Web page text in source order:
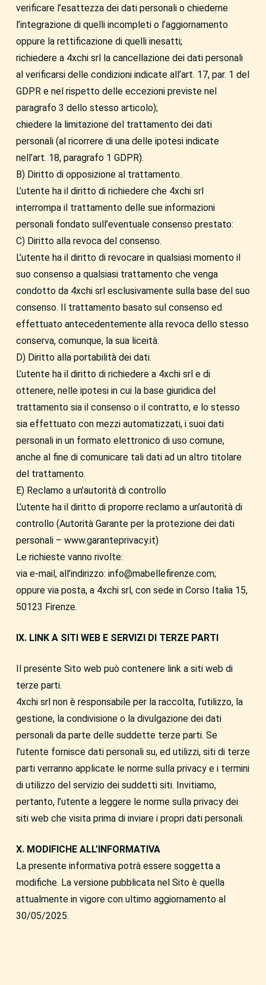
verificare l’esattezza dei dati personali o chiederne
l’integrazione di quelli incompleti o l’aggiornamento
oppure la rettificazione di quelli inesatti;
richiedere a 4xchi srl la cancellazione dei dati personali
al verificarsi delle condizioni indicate all’art. 17, par. 1 del
GDPR e nel rispetto delle eccezioni previste nel
paragrafo 3 dello stesso articolo);
chiedere la limitazione del trattamento dei dati
personali (al ricorrere di una delle ipotesi indicate
nell’art. 18, paragrafo 1 GDPR).
B) Diritto di opposizione al trattamento.
L’utente ha il diritto di richiedere che 4xchi srl
interrompa il trattamento delle sue informazioni
personali fondato sull’eventuale consenso prestato:
C) Diritto alla revoca del consenso.
L’utente ha il diritto di revocare in qualsiasi momento il
suo consenso a qualsiasi trattamento che venga
condotto da 4xchi srl esclusivamente sulla base del suo
consenso. Il trattamento basato sul consenso ed
effettuato antecedentemente alla revoca dello stesso
conserva, comunque, la sua liceità.
D) Diritto alla portabilità dei dati.
L’utente ha il diritto di richiedere a 4xchi srl e di
ottenere, nelle ipotesi in cui la base giuridica del
trattamento sia il consenso o il contratto, e lo stesso
sia effettuato con mezzi automatizzati, i suoi dati
personali in un formato elettronico di uso comune,
anche al fine di comunicare tali dati ad un altro titolare
del trattamento.
E) Reclamo a un’autorità di controllo
L’utente ha il diritto di proporre reclamo a un’autorità di
controllo (Autorità Garante per la protezione dei dati
personali – www.garanteprivacy.it)
Le richieste vanno rivolte:
via e-mail, all’indirizzo: info@mabellefirenze.com;
oppure via posta, a 4xchi srl, con sede in Corso Italia 15,
50123 Firenze.
IX. LINK A SITI WEB E SERVIZI DI TERZE PARTI
Il presente Sito web può contenere link a siti web di
terze parti.
4xchi srl non è responsabile per la raccolta, l’utilizzo, la
gestione, la condivisione o la divulgazione dei dati
personali da parte delle suddette terze parti. Se
l’utente fornisce dati personali su, ed utilizzi, siti di terze
parti verranno applicate le norme sulla privacy e i termini
di utilizzo del servizio dei suddetti siti. Invitiamo,
pertanto, l’utente a leggere le norme sulla privacy dei
siti web che visita prima di inviare i propri dati personali.
X. MODIFICHE ALL’INFORMATIVA
La presente informativa potrà essere soggetta a
modifiche. La versione pubblicata nel Sito è quella
attualmente in vigore con ultimo aggiornamento al
30/05/2025.